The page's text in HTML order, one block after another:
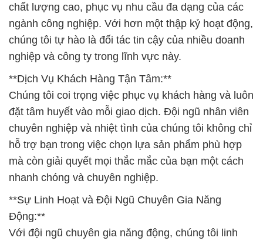
chất lượng cao, phục vụ nhu cầu đa dạng của các
ngành công nghiệp. Với hơn một thập kỷ hoạt động,
chúng tôi tự hào là đối tác tin cậy của nhiều doanh
nghiệp và công ty trong lĩnh vực này.
**Dịch Vụ Khách Hàng Tận Tâm:**
Chúng tôi coi trọng việc phục vụ khách hàng và luôn
đặt tâm huyết vào mỗi giao dịch. Đội ngũ nhân viên
chuyên nghiệp và nhiệt tình của chúng tôi không chỉ
hỗ trợ bạn trong việc chọn lựa sản phẩm phù hợp
mà còn giải quyết mọi thắc mắc của bạn một cách
nhanh chóng và chuyên nghiệp.
**Sự Linh Hoạt và Đội Ngũ Chuyên Gia Năng
Động:**
Với đội ngũ chuyên gia năng động, chúng tôi linh